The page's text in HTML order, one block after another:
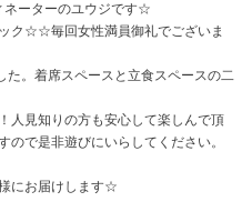
ネーターのユウジです☆
ク☆☆毎回女性満員御礼でございま
。着席スペースと立食スペースの二
人見知りの方も安心して楽しんで頂
ので是非遊びにいらしてください。
にお届けします☆